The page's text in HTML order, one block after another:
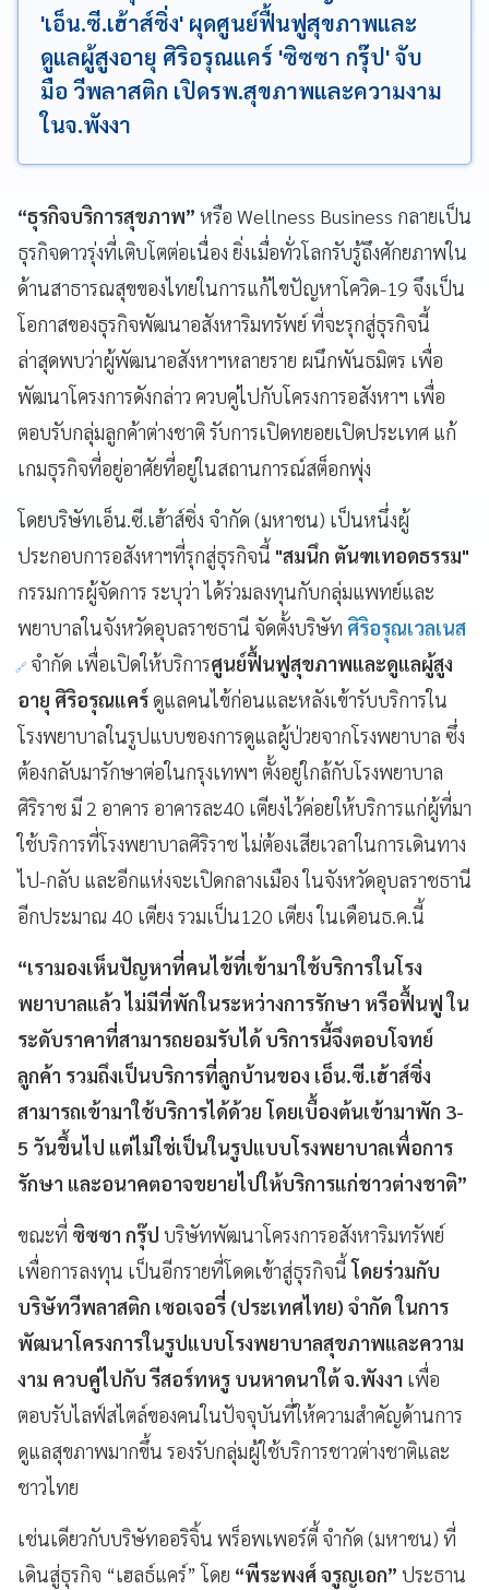
'เอ็น.ซี.เฮ้าส์ซิ่ง' ผุดศูนย์ฟื้นฟูสุขภาพและ
ดูแลผู้สูงอายุ ศิริอรุณแคร์ 'ซิซซา กรุ๊ป' จับ
มือ วีพลาสติก เปิดรพ.สุขภาพและความงาม
ในจ.พังงา
“ธุรกิจบริการสุขภาพ” หรือ Wellness Business กลายเป็น
ธุรกิจดาวรุ่งที่เติบโตต่อเนื่อง ยิ่งเมื่อทั่วโลกรับรู้ถึงศักยภาพใน
ด้านสาธารณสุขของไทยในการแก้ไขปัญหาโควิด-19 จึงเป็น
โอกาสของธุรกิจพัฒนาอสังหาริมทรัพย์ ที่จะรุกสู่ธุรกิจนี้
ล่าสุดพบว่าผู้พัฒนาอสังหาฯหลายราย ผนึกพันธมิตร เพื่อ
พัฒนาโครงการดังกล่าว ควบคู่ไปกับโครงการอสังหาฯ เพื่อ
ตอบรับกลุ่มลูกค้าต่างชาติ รับการเปิดทยอยเปิดประเทศ แก้
เกมธุรกิจที่อยู่อาศัยที่อยู่ในสถานการณ์สต็อกพุ่ง
โดยบริษัทเอ็น.ซี.เฮ้าส์ซิ่ง จำกัด (มหาชน) เป็นหนึ่งผู้
ประกอบการอสังหาฯที่รุกสู่ธุรกิจนี้ "สมนึก ตันฑเทอดธรรม"
กรรมการผู้จัดการ ระบุว่า ได้ร่วมลงทุนกับกลุ่มแพทย์และ
พยาบาลในจังหวัดอุบลราชธานี จัดตั้งบริษัท ศิริอรุณเวลเนส
จำกัด เพื่อเปิดให้บริการศูนย์ฟื้นฟูสุขภาพและดูแลผู้สูง
อายุ ศิริอรุณแคร์ดูแลคนไข้ก่อนและหลังเข้ารับบริการใน
โรงพยาบาลในรูปแบบของการดูแลผู้ป่วยจากโรงพยาบาล ซึ่ง
ต้องกลับมารักษาต่อในกรุงเทพฯ ตั้งอยู่ใกล้กับโรงพยาบาล
ศิริราช มี 2 อาคาร อาคารละ40 เตียงไว้ค่อยให้บริการแก่ผู้ที่มา
ใช้บริการที่โรงพยาบาลศิริราช ไม่ต้องเสียเวลาในการเดินทาง
ไป-กลับ และอีกแห่งจะเปิดกลางเมือง ในจังหวัดอุบลราชธานี
อีกประมาณ 40 เตียง รวมเป็น120 เตียง ในเดือนธ.ค.นี้
“เรามองเห็นปัญหาที่คนไข้ที่เข้ามาใช้บริการในโรง
พยาบาลแล้ว ไม่มีที่พักในระหว่างการรักษา หรือฟื้นฟู ใน
ระดับราคาที่สามารถยอมรับได้ บริการนี้จึงตอบโจทย์
ลูกค้า รวมถึงเป็นบริการที่ลูกบ้านของ เอ็น.ซี.เฮ้าส์ซิ่ง
สามารถเข้ามาใช้บริการได้ด้วย โดยเบื้องต้นเข้ามาพัก 3-
5 วันขึ้นไป แต่ไม่ใช่เป็นในรูปแบบโรงพยาบาลเพื่อการ
รักษา และอนาคตอาจขยายไปให้บริการแก่ชาวต่างชาติ”
ขณะที่ ซิซซา กรุ๊ป บริษัทพัฒนาโครงการอสังหาริมทรัพย์
เพื่อการลงทุน เป็นอีกรายที่โดดเข้าสู่ธุรกิจนี้โดยร่วมกับ
บริษัทวีพลาสติก เซอเจอรี่ (ประเทศไทย) จำกัด ในการ
พัฒนาโครงการในรูปแบบโรงพยาบาลสุขภาพและความ
งาม ควบคู่ไปกับ รีสอร์ทหรู บนหาดนาใต้ จ.พังงา เพื่อ
ตอบรับไลฟ์สไตล์ของคนในปัจจุบันที่ให้ความสำคัญด้านการ
ดูแลสุขภาพมากขึ้น รองรับกลุ่มผู้ใช้บริการชาวต่างชาติและ
ชาวไทย
เช่นเดียวกับบริษัทออริจิ้น พร็อพเพอร์ตี้ จำกัด (มหาชน) ที่
เดินสู่ธุรกิจ “เฮลธ์แคร์” โดย “พีระพงศ์ จรูญเอก” ประธาน